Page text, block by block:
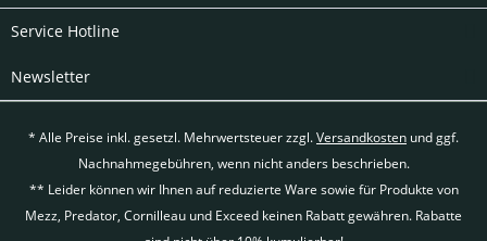
Service Hotline
Newsletter
* Alle Preise inkl. gesetzl. Mehrwertsteuer zzgl.Versandkosten und ggf.
Nachnahmegebühren, wenn nicht anders beschrieben.
** Leider können wir Ihnen auf reduzierte Ware sowie für Produkte von
Mezz, Predator, Cornilleau und Exceed keinen Rabatt gewähren. Rabatte